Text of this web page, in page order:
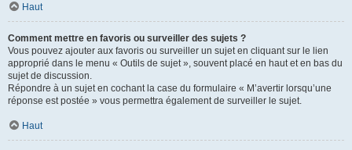
Haut
Comment mettre en favoris ou surveiller des sujets ?
Vous pouvez ajouter aux favoris ou surveiller un sujet en cliquant sur le lien
approprié dans le menu « Outils de sujet », souvent placé en haut et en bas du
sujet de discussion.
Répondre à un sujet en cochant la case du formulaire « M’avertir lorsqu’une
réponse est postée » vous permettra également de surveiller le sujet.
Haut